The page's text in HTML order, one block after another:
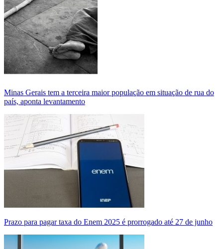
Minas Gerais tem a terceira maior população em situação de rua do
país, aponta levantamento
Prazo para pagar taxa do Enem 2025 é prorrogado até 27 de junho